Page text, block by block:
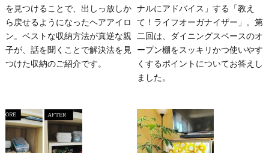
を見つけることで、出しっ放しか
ら戻せるようになったヘアアイロ
ン。ベストな収納方法が真逆な親
子が、話を聞くことで解決法を見
つけた収納のご紹介です。
ナルにアドバイス」する「教え
て！ライフオーガナイザー」。第
二回は、ダイニングスペースのオ
ープン棚をスッキリかつ使いやす
くするポイントについてお答えし
ました。